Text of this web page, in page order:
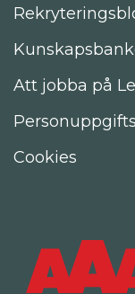
Att jobba på
Cookies